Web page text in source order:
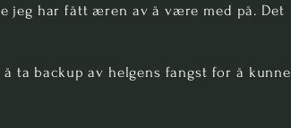
jeg har fått æren av å være med på. Det
ta backup av helgens fangst for å kunne